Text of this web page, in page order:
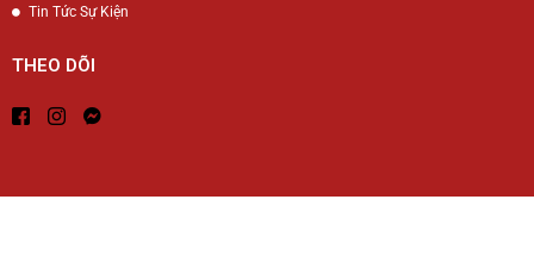
Tin Tức Sự Kiện
THEO DÕI